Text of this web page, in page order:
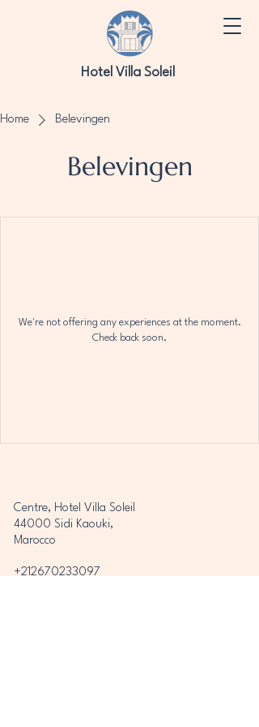
Hotel Villa Soleil
Home Belevingen
Belevingen
We're not offering any experiences at the moment.
Check back soon.
Centre, Hotel Villa Soleil
44000 Sidi Kaouki,
Marocco
+212670233097